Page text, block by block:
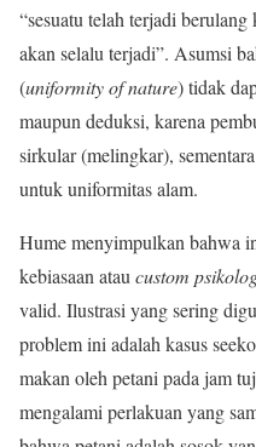
“sesuatu telah terjadi
akan selalu terjadi”. Asumsi
(uniformity of nature) tidak
maupun deduksi, karena
sirkular (melingkar),
untuk uniformitas alam.
Hume menyimpulkan bahwa
kebiasaan ataucustom
valid. Ilustrasi yang sering
problem ini adalah kasus
makan oleh petani pada jam
mengalami perlakuan yang